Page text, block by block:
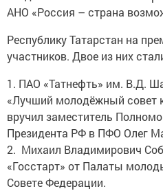
АНО «Россия – страна
Республику Татарстан на
участников. Двое из них
1. ПАО «Татнефть» им. В.Д.
«Лучший молодёжный совет
вручил заместитель
Президента РФ в ПФО Олег
2. Михаил Владимирович
«Госстарт» от Палаты
Совете Федерации.